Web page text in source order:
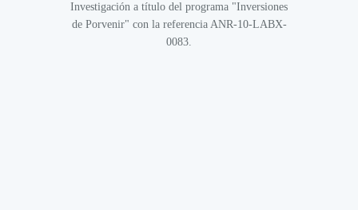
Investigación a título del programa "Inversiones
de Porvenir" con la referencia ANR-10-LABX-
0083.